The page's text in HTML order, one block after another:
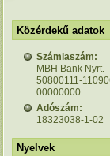
Közérdekű adatok
Számlaszám:
MBH Bank Nyrt.
50800111-
00000000
Adószám:
18323038-1-02
Nyelvek